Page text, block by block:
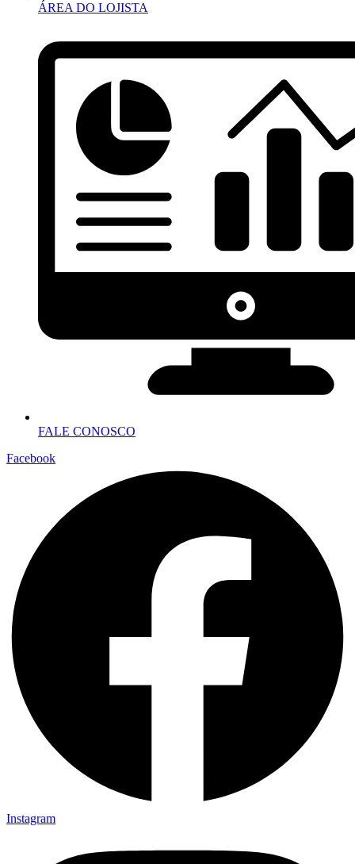
ÁREA DO LOJISTA
FALE CONOSCO
Facebook
Instagram